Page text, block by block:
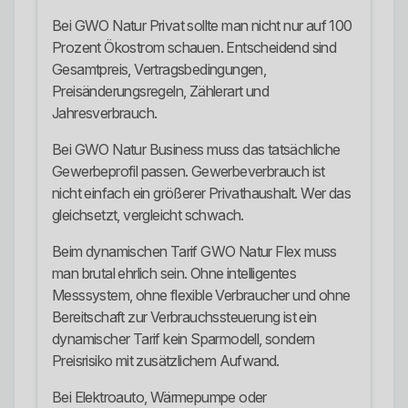
Bei GWO Natur Privat sollte man nicht nur auf 100
Prozent Ökostrom schauen. Entscheidend sind
Gesamtpreis, Vertragsbedingungen,
Preisänderungsregeln, Zählerart und
Jahresverbrauch.
Bei GWO Natur Business muss das tatsächliche
Gewerbeprofil passen. Gewerbeverbrauch ist
nicht einfach ein größerer Privathaushalt. Wer das
gleichsetzt, vergleicht schwach.
Beim dynamischen Tarif GWO Natur Flex muss
man brutal ehrlich sein. Ohne intelligentes
Messsystem, ohne flexible Verbraucher und ohne
Bereitschaft zur Verbrauchssteuerung ist ein
dynamischer Tarif kein Sparmodell, sondern
Preisrisiko mit zusätzlichem Aufwand.
Bei Elektroauto, Wärmepumpe oder